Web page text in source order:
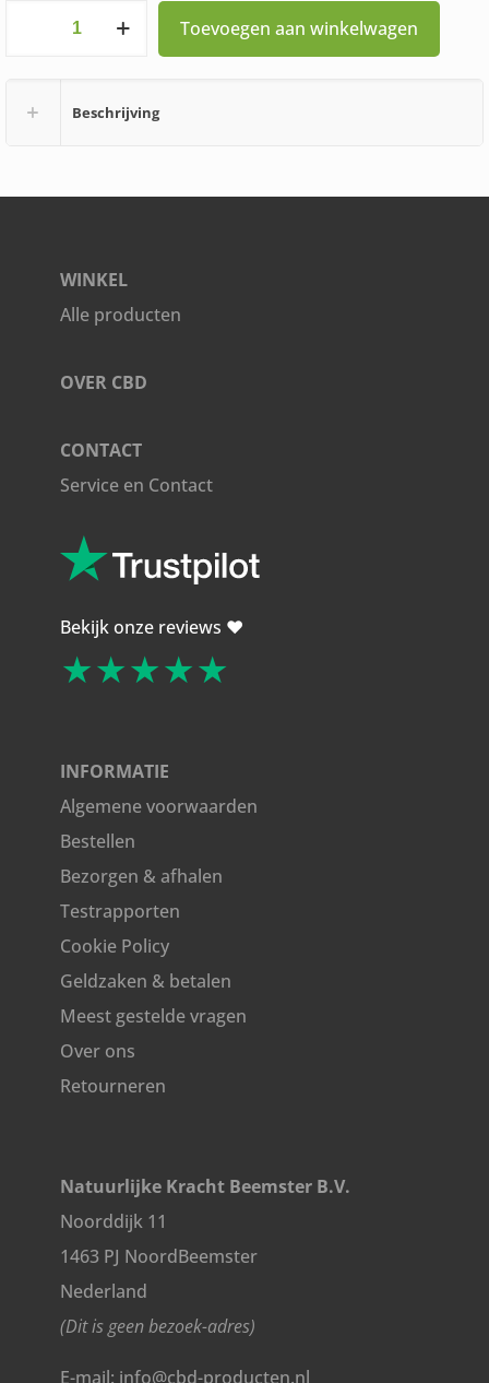
Elvitum
capsules
Toevoegen aan winkelwagen
Beschrijving
WINKEL
Alle producten
OVER CBD
CONTACT
Service en Contact
Bekijk onze reviews ❤️
★★★★★
INFORMATIE
Algemene voorwaarden
Bestellen
Bezorgen & afhalen
Testrapporten
Cookie Policy
Geldzaken & betalen
Meest gestelde vragen
Over ons
Retourneren
Natuurlijke Kracht Beemster B.V.
Noorddijk 11
1463 PJ NoordBeemster
Nederland
(Dit is geen bezoek-adres)
E-mail: info@cbd-producten.nl